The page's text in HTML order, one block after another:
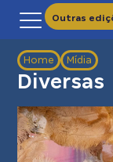
Outras
Home Mídia
Diversas